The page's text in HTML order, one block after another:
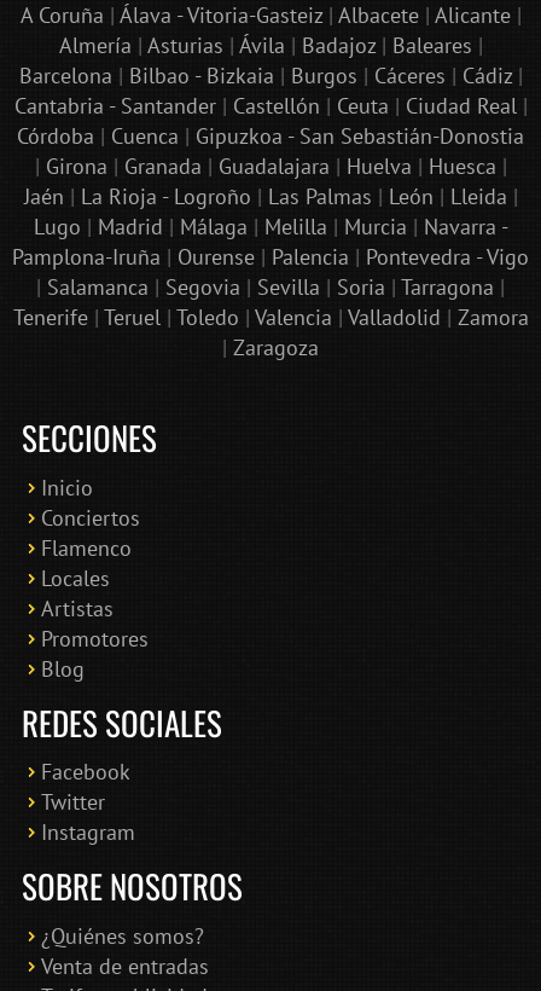
A Coruña | Álava - Vitoria-Gasteiz| Albacete| Alicante|
Almería | Asturias | Ávila | Badajoz| Baleares |
Barcelona | Bilbao - Bizkaia | Burgos | Cáceres | Cádiz|
Cantabria - Santander| Castellón | Ceuta | Ciudad Real|
Córdoba | Cuenca | Gipuzkoa - San Sebastián-Donostia
| Girona | Granada | Guadalajara | Huelva | Huesca |
Jaén | La Rioja - Logroño | Las Palmas | León | Lleida |
Lugo | Madrid | Málaga | Melilla | Murcia | Navarra -
Pamplona-Iruña | Ourense | Palencia | Pontevedra - Vigo
| Salamanca | Segovia | Sevilla | Soria | Tarragona |
Tenerife| Teruel| Toledo | Valencia | Valladolid | Zamora
| Zaragoza
SECCIONES
Inicio
Conciertos
Flamenco
Locales
Artistas
Promotores
Blog
REDES SOCIALES
Facebook
Twitter
Instagram
SOBRE NOSOTROS
¿Quiénes somos?
Venta de entradas